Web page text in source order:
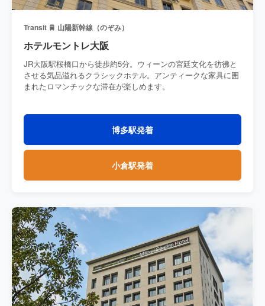
Transit 🚆 山陽新幹線（のぞみ）
ホテルモントレ大阪
JR大阪駅桜橋口から徒歩約5分。ウィーンの宮廷文化を彷彿と
させる気品溢れるクラシックホテル。アンティークな家具に囲
まれたロマンチックな滞在が楽しめます。
博多駅発着
小倉駅発着